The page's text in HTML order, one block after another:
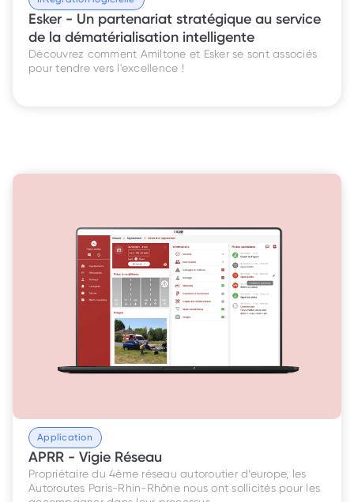
Esker - Un partenariat stratégique au service
de la dématérialisation intelligente
Découvrez comment Amiltone et Esker se sont associés
pour tendre vers l'excellence !
Application
APRR - Vigie Réseau
Propriétaire du 4ème réseau autoroutier d’europe, les
Autoroutes Paris-Rhin-Rhône nous ont sollicités pour les